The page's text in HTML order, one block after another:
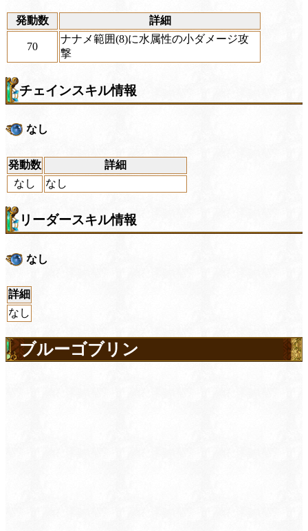
発動数 詳細
70
ナナメ範囲(8)に水属性の小ダメージ攻
撃
チェインスキル情報
なし
発動数
詳細
なし
なし
リーダースキル情報
なし
詳細
なし
ブルーゴブリン